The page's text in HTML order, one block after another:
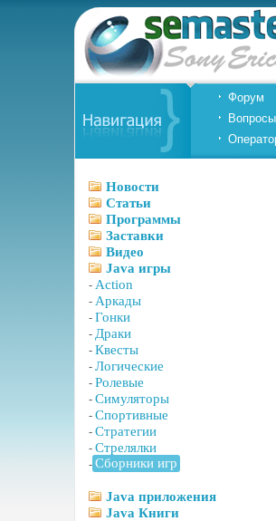
Форум
Вопросы
Новости
Статьи
Программы
Заставки
Видео
Java игры
- Action
- Аркады
-Гонки
- Драки
-Квесты
-Логические
-Ролевые
-Симуляторы
-Спортивные
-Стратегии
-Стрелялки
- Сборники игр
Java приложения
Java Книги